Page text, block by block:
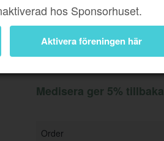
hos Sponsorhuset.
Aktivera föreningen här
Information
Medisera ger 5% tillbaka
Order